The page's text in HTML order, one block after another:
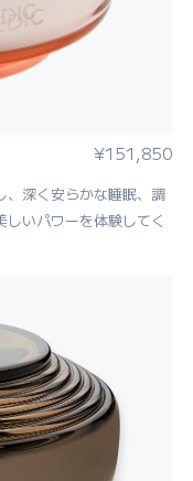
¥151,850
、深く安らかな睡眠、調
いパワーを体験してく